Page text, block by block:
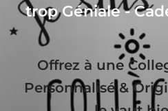
trop Géniale -
Offrez à une
Personnalisé &